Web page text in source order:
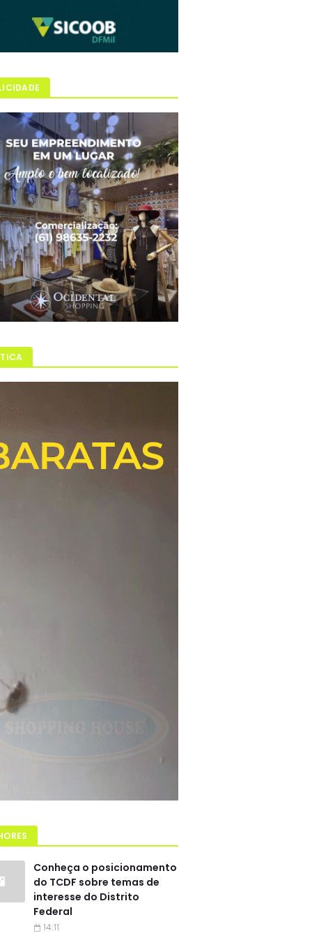
Conheça o posicionamento
do TCDF sobre temas de
interesse do Distrito
Federal
14:11